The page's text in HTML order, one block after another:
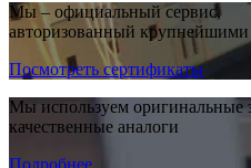
Мы – официальный сервис,
авторизованный крупнейшими
Посмотреть сертификаты
Мы используем оригинальные
качественные аналоги
Подробнее